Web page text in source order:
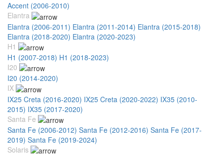
Accent (2006-2010)
Elantra
Elantra (2006-2011) Elantra (2011-2014) Elantra (2015-2018)
Elantra (2018-2020) Elantra (2020-2023)
H1
H1 (2007-2018) H1 (2018-2023)
I20
I20 (2014-2020)
IX
IX25 Creta (2016-2020) IX25 Creta (2020-2022) IX35 (2010-
2015) IX35 (2017-2020)
Santa Fe
Santa Fe (2006-2012) Santa Fe (2012-2016) Santa Fe (2017-
2019) Santa Fe (2019-2024)
Solaris